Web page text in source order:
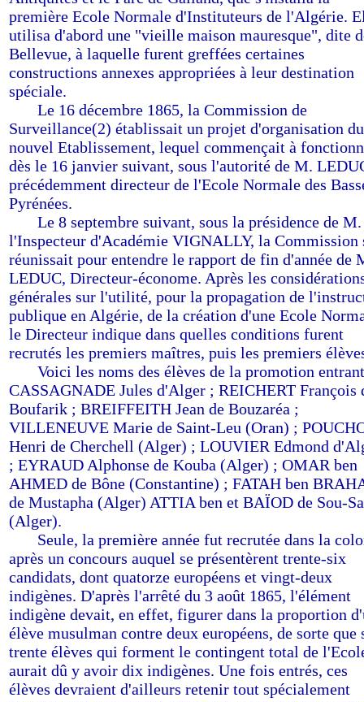
première Ecole Normale d'Instituteurs de l'Algérie.
utilisa d'abord une "vieille maison mauresque", dite
Bellevue, à laquelle furent greffées certaines
constructions annexes appropriées à leur destination
spéciale.
Le 16 décembre 1865, la Commission de
Surveillance(2) établissait un projet d'organisation du
nouvel Etablissement, lequel commençait à
dès le 16 janvier suivant, sous l'autorité de M.
précédemment directeur de l'Ecole Normale des
Pyrénées.
Le 8 septembre suivant, sous la présidence de M.
l'Inspecteur d'Académie VIGNALLY, la Commission
réunissait pour entendre le rapport de fin d'année de
LEDUC, Directeur-économe. Après les
générales sur l'utilité, pour la propagation de
publique en Algérie, de la création d'une Ecole
le Directeur indique dans quelles conditions furent
recrutés les premiers maîtres, puis les premiers
Voici les noms des élèves de la promotion
CASSAGNADE Jules d'Alger ; REICHERT François
Boufarik ; BREIFFEITH Jean de Bouzaréa ;
VILLENEUVE Marie de Saint-Leu (Oran) ;
Henri de Cherchell (Alger) ; LOUVIER Edmond
; EYRAUD Alphonse de Kouba (Alger) ; OMAR ben
AHMED de Bône (Constantine) ; FATAH ben
de Mustapha (Alger) ATTIA ben et BAÏOD de Sou-
(Alger).
Seule, la première année fut recrutée dans la
après un concours auquel se présentèrent trente-six
candidats, dont quatorze européens et vingt-deux
indigènes. D'après l'arrêté du 3 août 1865, l'élément
indigène devait, en effet, figurer dans la proportion
élève musulman contre deux européens, de sorte que
trente élèves qui forment le contingent total de
aurait dû y avoir dix indigènes. Une fois entrés, ces
élèves devraient d'ailleurs retenir tout spécialement